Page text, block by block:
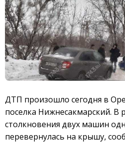
ДТП произошло сегодня в
поселка Нижнесакмарский. В
столкновения двух машин
перевернулась на крышу,